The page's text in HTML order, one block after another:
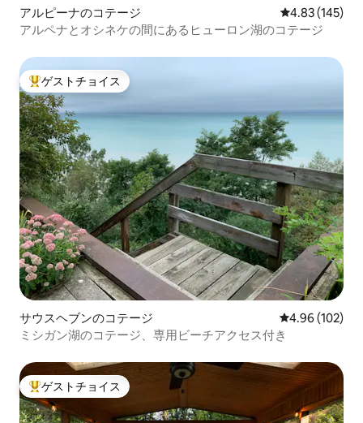
アルピーナのコテージ レビュー145
4.83 (145)
アルペナとオシネケの間にあるヒューロン湖のコテージ
大好評のゲストチョイスです。
ゲストチョイス
サウスヘブンのコテージ レビュー102
4.96 (102)
ミシガン湖のコテージ、専用ビーチアクセス付き
大好評のゲストチョイスです。
ゲストチョイス